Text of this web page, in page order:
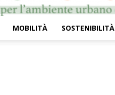
MOBILITÀ SOSTENIBILITÀ